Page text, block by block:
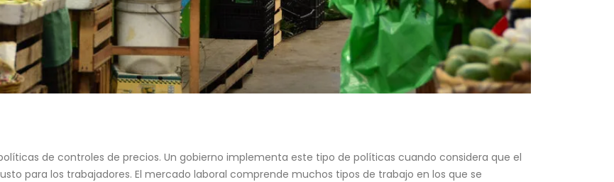
de controles de precios. Un gobierno implementa este tipo de políticas cuando considera que el
para los trabajadores. El mercado laboral comprende muchos tipos de trabajo en los que se